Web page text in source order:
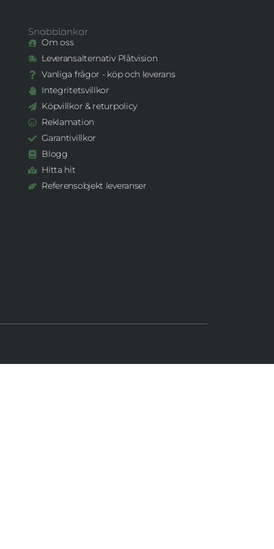
Snabblänkar
Om oss
Leveransalternativ Plåtvision
Vanliga frågor - köp och leverans
Integritetsvillkor
Köpvillkor & returpolicy
Reklamation
Garantivillkor
Blogg
Hitta hit
Referensobjekt leveranser